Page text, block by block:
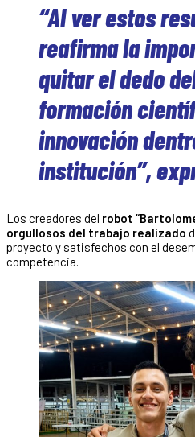
“Al ver estos
reafirma la
quitar el dedo
formación
innovación
institución”,
Los creadores del robot
orgullosos del trabajo realizado
proyecto y satisfechos con el
competencia.